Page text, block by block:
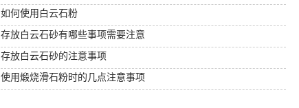
如何使用白云石粉
存放白云石砂有哪些事项需要注意
存放白云石砂的注意事项
使用煅烧滑石粉时的几点注意事项